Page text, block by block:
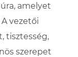
amelyet
vezetői
tisztesség,
szerepet